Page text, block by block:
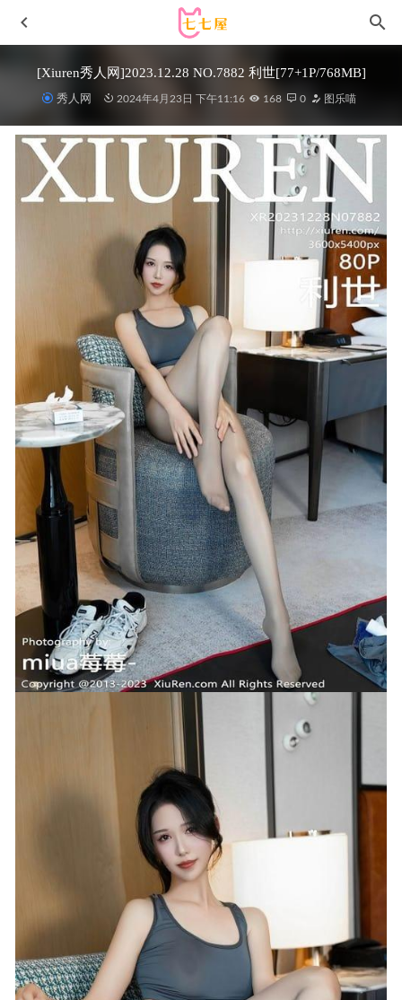
[Xiuren秀人网]2023.12.28 NO.7882 利世[77+1P/768MB]
秀人网 2024年4月23日 下午11:16 168 0 图乐喵
鱼子酱Fish – 锦绣性感[110P-1.20GB]
2023-04-13
雨波_HaneAme – NO.370 长离[42P-318MB]
2025-01-17
[Xiuren秀人网]2025.05.19 NO.10293 乔安娜[48+1P/509MB]
2025-12-08
[XIAOYU语画界]2022.06.24 VOL.806 杨晨晨Yome[101+1P
／892MB] 2023-01-21
Nyako喵子 – NO.070 诱拐本 [265P2V-1.31G]